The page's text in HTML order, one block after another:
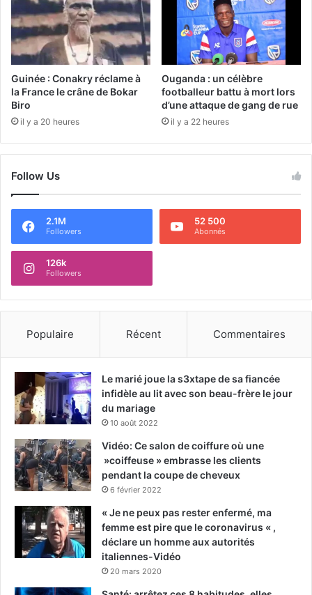
Guinée : Conakry réclame à
la France le crâne de Bokar
Biro
il y a 20 heures
Ouganda : un célèbre
footballeur battu à mort lors
d’une attaque de gang de rue
il y a 22 heures
Follow Us
2.1M
Followers
52 500
Abonnés
126k
Followers
Populaire Récent Commentaires
Le marié joue la s3xtape de sa fiancée
infidèle au lit avec son beau-frère le jour
du mariage
10 août 2022
Vidéo: Ce salon de coiffure où une
»coiffeuse » embrasse les clients
pendant la coupe de cheveux
6 février 2022
« Je ne peux pas rester enfermé, ma
femme est pire que le coronavirus « ,
déclare un homme aux autorités
italiennes-Vidéo
20 mars 2020